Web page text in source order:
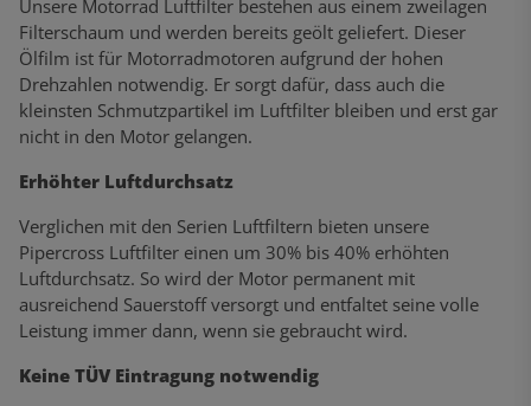
Unsere Motorrad Luftfilter bestehen aus einem zweilagen
Filterschaum und werden bereits geölt geliefert. Dieser
Ölfilm ist für Motorradmotoren aufgrund der hohen
Drehzahlen notwendig. Er sorgt dafür, dass auch die
kleinsten Schmutzpartikel im Luftfilter bleiben und erst gar
nicht in den Motor gelangen.
Erhöhter Luftdurchsatz
Verglichen mit den Serien Luftfiltern bieten unsere
Pipercross Luftfilter einen um 30% bis 40% erhöhten
Luftdurchsatz. So wird der Motor permanent mit
ausreichend Sauerstoff versorgt und entfaltet seine volle
Leistung immer dann, wenn sie gebraucht wird.
Keine TÜV Eintragung notwendig